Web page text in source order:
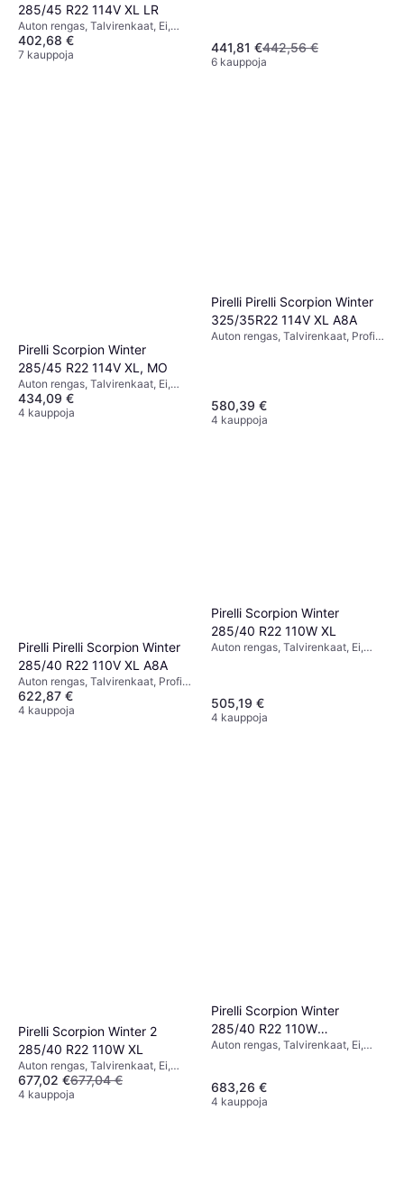
285/45 R22 114V XL LR
Auton rengas, Talvirenkaat, Ei,
Henkilöauto, Maastoauto,
Puhkeamaton, Profiili 45 %,
402,68 €
7 kauppoja 441,81 €442,56 €
6 kauppoja
Pirelli Scorpion Winter
285/45 R22 114V XL, MO
Auton rengas, Talvirenkaat, Ei,
Maastoauto, Nopeusindeksi V
(240 km/h)
434,09 €
4 kauppoja
Pirelli Pirelli Scorpion Winter
325/35R22 114V XL A8A
Auton rengas, Talvirenkaat, Profiili
580,39 €
4 kauppoja
Pirelli Pirelli Scorpion Winter
285/40 R22 110V XL A8A
Auton rengas, Talvirenkaat, Profiili
40 %, Nopeusindeksi V (240 km/h)
622,87 €
4 kauppoja
Pirelli Scorpion Winter
285/40 R22 110W XL
Auton rengas, Talvirenkaat, Ei,
505,19 €
4 kauppoja
Pirelli Scorpion Winter 2
285/40 R22 110W XL
Auton rengas, Talvirenkaat, Ei,
Maastoauto, Profiili 40 %,
Nopeusindeksi W (270 km/h)
677,02 €677,04 €
4 kauppoja
Pirelli Scorpion Winter
285/40 R22 110W
Kitkarenkaat
Auton rengas, Talvirenkaat, Ei,
683,26 €
4 kauppoja